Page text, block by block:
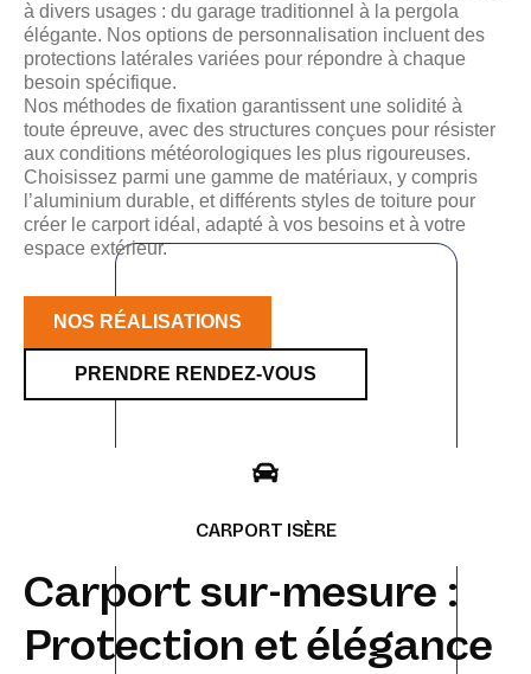
à divers usages : du garage traditionnel à la pergola
élégante. Nos options de personnalisation incluent des
protections latérales variées pour répondre à chaque
besoin spécifique.
Nos méthodes de fixation garantissent une solidité à
toute épreuve, avec des structures conçues pour résister
aux conditions météorologiques les plus rigoureuses.
Choisissez parmi une gamme de matériaux, y compris
l’aluminium durable, et différents styles de toiture pour
créer le carport idéal, adapté à vos besoins et à votre
espace extérieur.
NOS RÉALISATIONS
PRENDRE RENDEZ-VOUS
CARPORT ISÈRE
Carport sur-mesure :
Protection et élégance